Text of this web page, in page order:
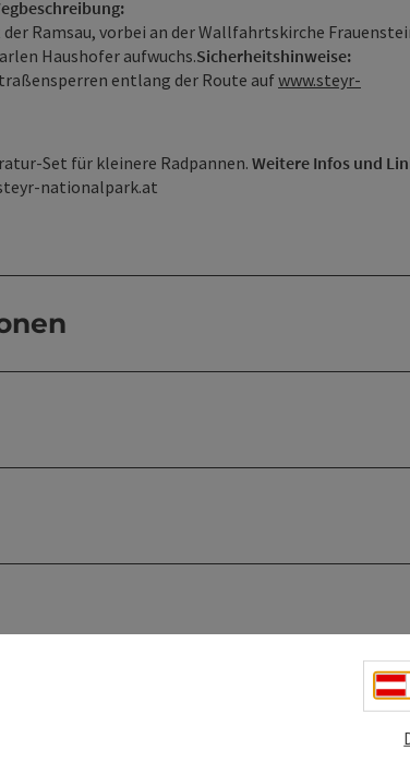
Ramsau, vorbei an der Wallfahrtskirche
Haushofer aufwuchs.Sicherheitshinweise:
entlang der Route aufwww.steyr-
Set für kleinere Radpannen. Weitere Infos und
nationalpark.at